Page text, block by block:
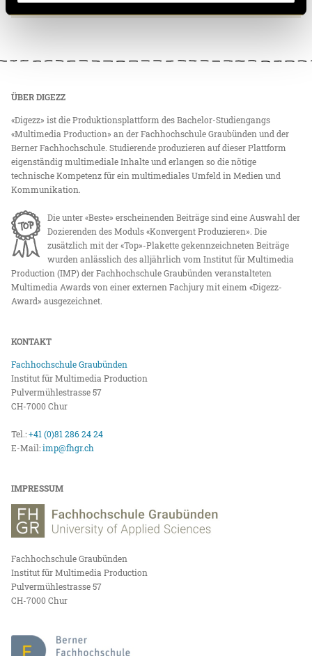
ÜBER DIGEZZ
«Digezz» ist die Produktionsplattform des Bachelor-Studiengangs
«Multimedia Production» an der Fachhochschule Graubünden und der
Berner Fachhochschule. Studierende produzieren auf dieser Plattform
eigenständig multimediale Inhalte und erlangen so die nötige
technische Kompetenz für ein multimediales Umfeld in Medien und
Kommunikation.
Die unter «Beste» erscheinenden Beiträge sind eine Auswahl der
Dozierenden des Moduls «Konvergent Produzieren». Die
zusätzlich mit der «Top»-Plakette gekennzeichneten Beiträge
wurden anlässlich des alljährlich vom Institut für Multimedia
Production (IMP) der Fachhochschule Graubünden veranstalteten
Multimedia Awards von einer externen Fachjury mit einem «Digezz-
Award» ausgezeichnet.
KONTAKT
Fachhochschule Graubünden
Institut für Multimedia Production
Pulvermühlestrasse 57
CH-7000 Chur
Tel.:+41 (0)81 286 24 24
E-Mail:imp@fhgr.ch
IMPRESSUM
Fachhochschule Graubünden
Institut für Multimedia Production
Pulvermühlestrasse 57
CH-7000 Chur